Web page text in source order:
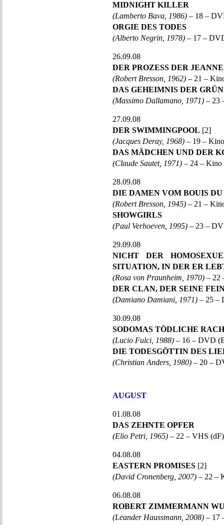
MIDNIGHT KILLER
(Lamberto Bava, 1986) – 18 –
ORGIE DES TODES
(Alberto Negrin, 1978) – 17 –
26.09.08
DER PROZESS DER
(Robert Bresson, 1962) – 21 –
DAS GEHEIMNIS DER
(Massimo Dallamano, 1971) – 23
27.09.08
DER SWIMMINGPOOL [2]
(Jacques Deray, 1968) – 19 –
DAS MÄDCHEN UND DER
(Claude Sautet, 1971) – 24 – Kino
28.09.08
DIE DAMEN VOM BOUIS
(Robert Bresson, 1945) – 21 –
SHOWGIRLS
(Paul Verhoeven, 1995) – 23 –
29.09.08
NICHT DER
SITUATION, IN DER ER
(Rosa von Praunheim, 1970) – 22
DER CLAN, DER SEINE
(Damiano Damiani, 1971) – 25 –
30.09.08
SODOMAS TÖDLICHE
(Lucio Fulci, 1988) – 16 – DVD
DIE TODESGÖTTIN DES
(Christian Anders, 1980) – 20 –
AUGUST
01.08.08
DAS ZEHNTE OPFER
(Elio Petri, 1965) – 22 – VHS (dF)
04.08.08
EASTERN PROMISES [2]
(David Cronenberg, 2007) – 22 –
06.08.08
ROBERT ZIMMERMANN
(Leander Haussmann, 2008) – 17